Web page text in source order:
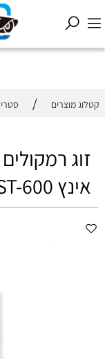
קטלוג מוצרים /
אינץ ST-600